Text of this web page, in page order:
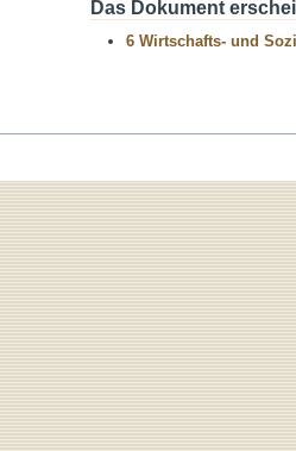
Das Dokument
6 Wirtschafts- und